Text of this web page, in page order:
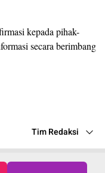
kepada pihak-
secara berimbang
Tim Redaksi